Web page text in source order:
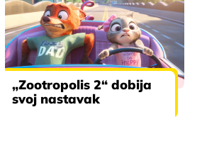
„Zootropolis 2“ dobija
svoj nastavak